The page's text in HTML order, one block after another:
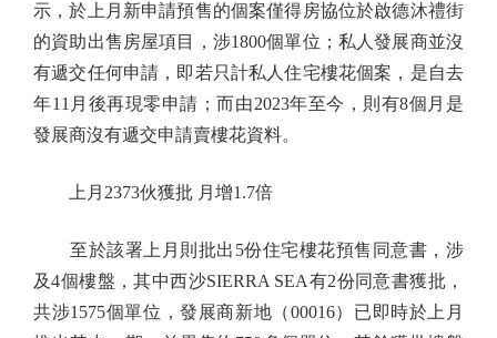
示，於上月新申請預售的個案僅得房協位於啟德沐禮街
的資助出售房屋項目，涉1800個單位；私人發展商並沒
有遞交任何申請，即若只計私人住宅樓花個案，是自去
年11月後再現零申請；而由2023年至今，則有8個月是
發展商沒有遞交申請賣樓花資料。
上月2373伙獲批 月增1.7倍
至於該署上月則批出5份住宅樓花預售同意書，涉
及4個樓盤，其中西沙SIERRA SEA有2份同意書獲批，
共涉1575個單位，發展商新地（00016）已即時於上月